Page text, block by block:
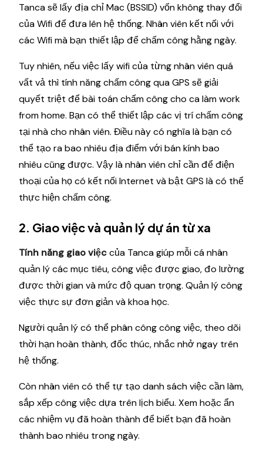
Tanca sẽ lấy địa chỉ Mac (BSSID) vốn không thay đổi
của Wifi để đưa lên hệ thống. Nhân viên kết nối với
các Wifi mà bạn thiết lập để chấm công hằng ngày.
Tuy nhiên, nếu việc lấy wifi của từng nhân viên quá
vất vả thì tính năng chấm công qua GPS sẽ giải
quyết triệt để bài toán chấm công cho ca làm work
from home. Bạn có thể thiết lập các vị trí chấm công
tại nhà cho nhân viên. Điều này có nghĩa là bạn có
thể tạo ra bao nhiêu địa điểm với bán kính bao
nhiêu cũng được. Vậy là nhân viên chỉ cần để điện
thoại của họ có kết nối Internet và bật GPS là có thể
thực hiện chấm công.
2. Giao việc và quản lý dự án từ xa
Tính năng giao việccủa Tanca giúp mỗi cá nhân
quản lý các mục tiêu, công việc được giao, đo lường
được thời gian và mức độ quan trọng. Quản lý công
việc thực sự đơn giản và khoa học.
Người quản lý có thể phân công công việc, theo dõi
thời hạn hoàn thành, đốc thúc, nhắc nhở ngay trên
hệ thống.
Còn nhân viên có thể tự tạo danh sách việc cần làm,
sắp xếp công việc dựa trên lịch biểu. Xem hoặc ẩn
các nhiệm vụ đã hoàn thành để biết bạn đã hoàn
thành bao nhiêu trong ngày.